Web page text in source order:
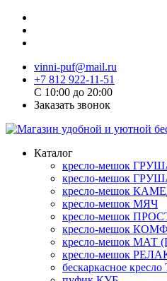
vinni-puf@mail.ru
+7 812 922-11-51
C 10:00 до 20:00
Заказать звонок
Каталог
кресло-мешок
кресло-мешок
кресло-мешок
кресло-мешок МЯЧ
кресло-мешок
кресло-мешок
кресло-мешок
кресло-мешок
бескаркасное